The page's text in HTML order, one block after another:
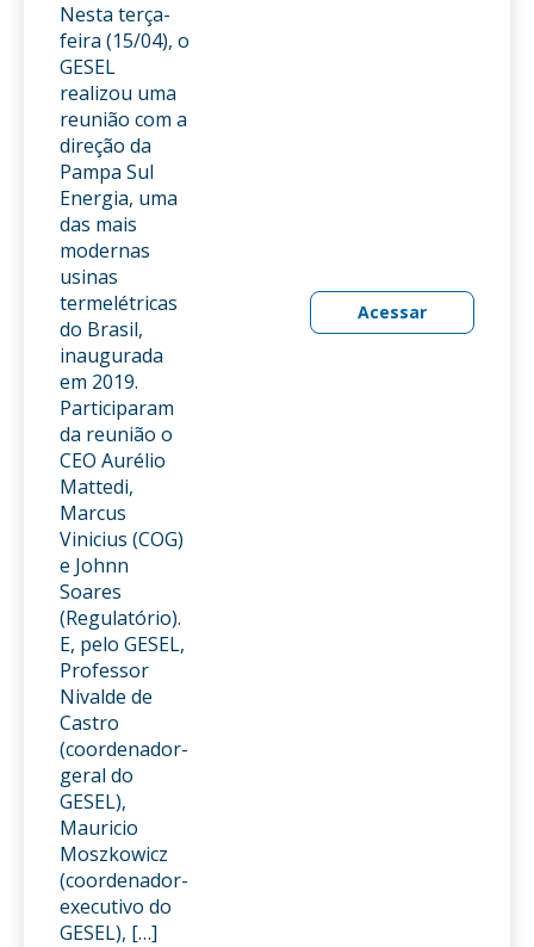
Nesta terça-
feira (15/04), o
GESEL
realizou uma
reunião com a
direção da
Pampa Sul
Energia, uma
das mais
modernas
usinas
termelétricas
do Brasil,
inaugurada
em 2019.
Participaram
da reunião o
CEO Aurélio
Mattedi,
Marcus
Vinicius (COG)
e Johnn
Soares
(Regulatório).
E, pelo GESEL,
Professor
Nivalde de
Castro
(coordenador-
geral do
GESEL),
Mauricio
Moszkowicz
(coordenador-
executivo do
GESEL), […]
Acessar